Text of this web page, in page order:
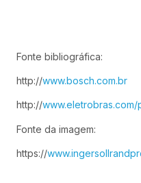
Fonte bibliográfica:
http://www.bosch.com.br
http://www.eletrobras.com/
Fonte da imagem:
https://